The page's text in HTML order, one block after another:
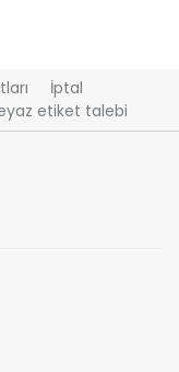
İptal
etiket talebi